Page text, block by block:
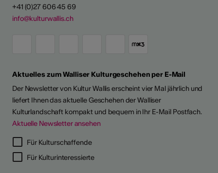
+41 (0)27 606 45 69
info@kulturwallis.ch
Aktuelles zum Walliser Kulturgeschehen per E-Mail
Der Newsletter von Kultur Wallis erscheint vier Mal jährlich und
liefert Ihnen das aktuelle Geschehen der Walliser
Kulturlandschaft kompakt und bequem in Ihr E-Mail Postfach.
Aktuelle Newsletter ansehen
Für Kulturschaffende
Für Kulturinteressierte